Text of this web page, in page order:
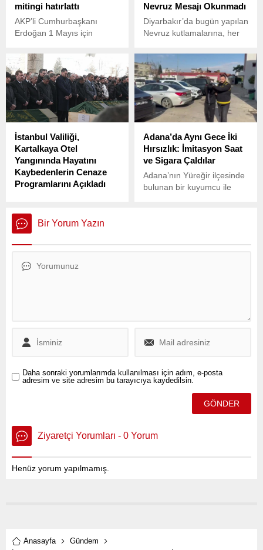
mitingi hatırlattı
AKP’li Cumhurbaşkanı
Erdoğan 1 Mayıs için
‘Taksim Meydanı'nın miting
yeri olmadığını’ söylemiş ve
bugün İstanbul’da tam
abluka uygulanmıştı. Bunun
üzerine ‘miting alanı’
olmayan Galata
tarafından yapılan Filistin’e
destek eyleminin görüntüleri
sosyal medyada gündem
oldu.
Nevruz Mesajı Okunmadı
Diyarbakır’da bugün yapılan
Nevruz kutlamalarına, her
teröristbaşı Abdullah
Öcalan’ın mesajının
okunması bekleniyordu.
İstanbul Valiliği,
Kartalkaya Otel
Yangınında Hayatını
Kaybedenlerin Cenaze
Programlarını Açıkladı
faciasında yaşamını yitiren
İstanbul’da ikamet eden 16
kişinin cenaze töreni
tarafından açıklandı.
Adana’da Aynı Gece İki
Hırsızlık: İmitasyon Saat
ve Sigara Çaldılar
Adana’nın Yüreğir ilçesinde
bulunan bir kuyumcu ile
Bir Yorum Yazın
Daha sonraki yorumlarımda kullanılması için adım, e-posta
adresim ve site adresim bu tarayıcıya kaydedilsin.
Ziyaretçi Yorumları - 0 Yorum
Henüz yorum yapılmamış.
Anasayfa
Gündem